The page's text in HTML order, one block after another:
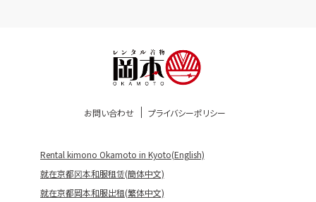
お問い合わせ プライバシーポリシー
Rental kimono Okamoto in Kyoto(English)
就在京都冈本和服租赁(簡体中文)
就在京都岡本和服出租(繁体中文)